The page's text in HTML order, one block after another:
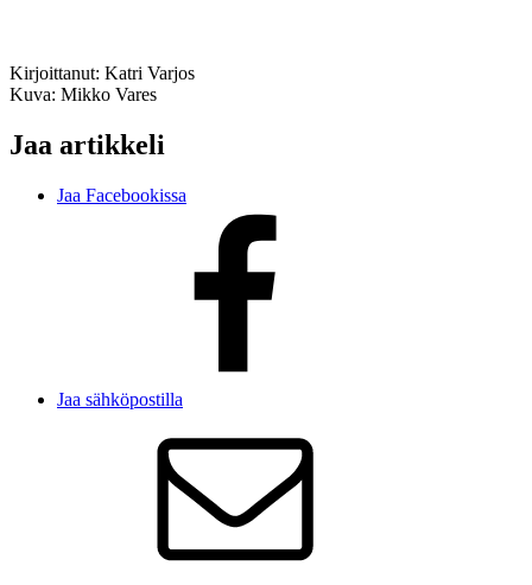
Kirjoittanut: Katri Varjos
Kuva: Mikko Vares
Jaa artikkeli
Jaa Facebookissa
Jaa sähköpostilla